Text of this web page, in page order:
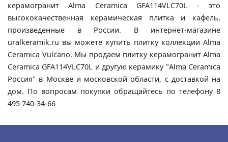
керамогранит Alma Ceramica GFA114VLC70L - это
высококачественная керамическая плитка и кафель,
произведенные в России. В интернет-магазине
uralkeramik.ru вы можете купить плитку коллекции Alma
Ceramica Vulcano. Мы продаем плитку керамогранит Alma
Ceramica GFA114VLC70L и другую керамику "Alma Ceramica
Россия" в Москве и московской области, с доставкой на
дом. По вопросам покупки обращайтесь по телефону 8
495 740-34-66